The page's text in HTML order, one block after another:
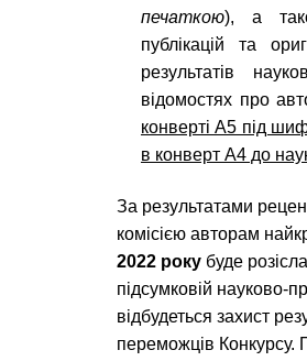
печаткою), а
публікацій та
результатів
відомостях про
конверті А5 під
в конверт А4 до
За результатами
комісією авторам
2022 року буде
підсумковій науково-
відбудеться захист
переможців Конкурсу.